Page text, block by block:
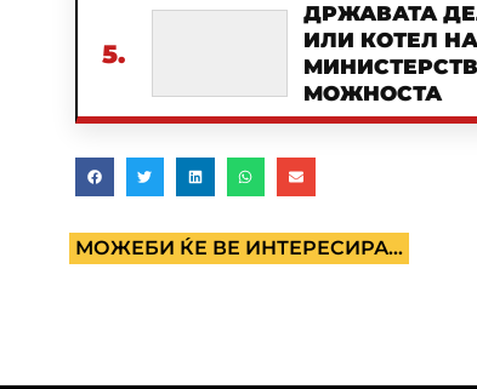
5.
ДРЖАВАТА
ИЛИ КОТЕЛ
МОЖНОСТА
МОЖЕБИ ЌЕ ВЕ ИНТЕРЕСИРА...